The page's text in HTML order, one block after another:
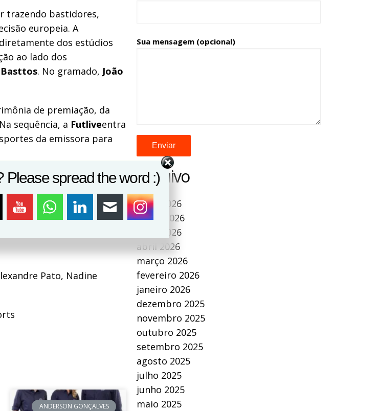
trazendo bastidores,
europeia. A
dos estúdios
ao lado dos
. No gramado, João
de premiação, da
sequência, a Futliveentra
da emissora para
Pato, Nadine
ANDERSON GONÇALVES
Sua mensagem (opcional)
Arquivo
julho 2026
junho 2026
maio 2026
abril 2026
março 2026
fevereiro 2026
janeiro 2026
dezembro 2025
novembro 2025
outubro 2025
setembro 2025
agosto 2025
julho 2025
junho 2025
maio 2025
Please spread the word :)